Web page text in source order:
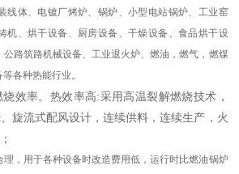
线体、电镀厂烤炉、锅炉、小型电站锅炉、工业窑
机、烘干设备、厨房设备、干燥设备、食品烘干设
路筑路机械设备、工业退火炉、燃油，燃气，燃煤
各种热能行业。
效率。热效率高:采用高温裂解燃烧技术，
旋流式配风设计，连续供料，连续生产，火
，用于各种设备时改造费用低，运行时比燃油锅炉